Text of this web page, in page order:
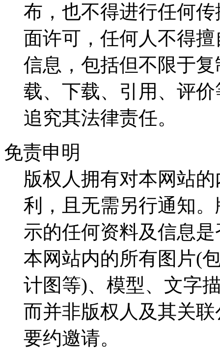
布，也不得进行任何
面许可，任何人不得
信息，包括但不限于
载、下载、引用、评
追究其法律责任。
免责申明
版权人拥有对本网站
利，且无需另行通知
示的任何资料及信息
本网站内的所有图片(
计图等)、模型、文字
而并非版权人及其关
要约邀请。